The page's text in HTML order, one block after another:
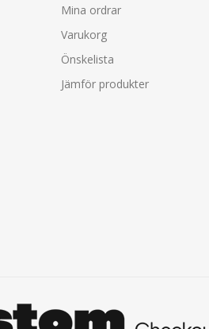
Mina ordrar
Varukorg
Önskelista
Jämför produkter